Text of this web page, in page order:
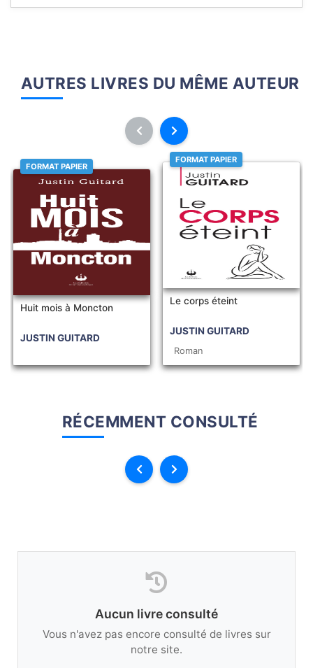
AUTRES LIVRES DU MÊME AUTEUR
FORMAT PAPIER
Huit mois à Moncton
JUSTIN GUITARD
FORMAT PAPIER
Le corps éteint
JUSTIN GUITARD
Roman
RÉCEMMENT CONSULTÉ
Aucun livre consulté
Vous n'avez pas encore consulté de livres sur
notre site.